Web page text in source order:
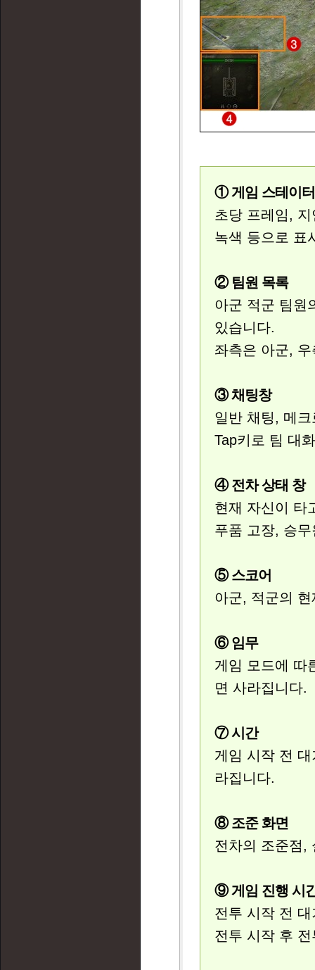
① 게임 스테이
초당 프레임,
녹색 등으로 표
② 팀원 목록
아군 적군 팀원
있습니다.
좌측은 아군,
③ 채팅창
일반 채팅, 메
Tap키로 팀 대
④ 전차 상태 창
현재 자신이 타
푸품 고장, 승
⑤ 스코어
아군, 적군의
⑥ 임무
게임 모드에 따
면 사라집니다.
⑦ 시간
게임 시작 전
라집니다.
⑧ 조준 화면
전차의 조준점,
⑨ 게임 진행 시
전투 시작 전
전투 시작 후